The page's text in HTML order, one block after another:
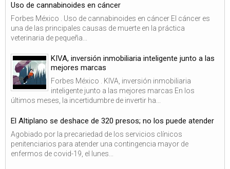
Uso de cannabinoides en cáncer
Forbes México . Uso de cannabinoides en cáncer El cáncer es
una de las principales causas de muerte en la práctica
veterinaria de pequeña...
KIVA, inversión inmobiliaria inteligente junto a las
mejores marcas
Forbes México . KIVA, inversión inmobiliaria
inteligente junto a las mejores marcas En los
últimos meses, la incertidumbre de invertir ha...
El Altiplano se deshace de 320 presos; no los puede atender
Agobiado por la precariedad de los servicios clínicos
penitenciarios para atender una contingencia mayor de
enfermos de covid-19, el lunes...